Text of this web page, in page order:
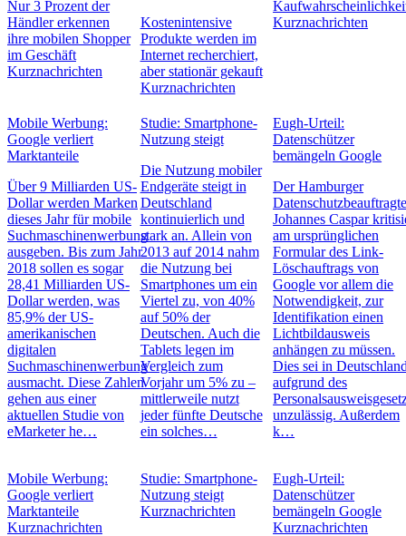
Nur 3 Prozent der
Händler erkennen
ihre mobilen Shopper
im Geschäft
Kurznachrichten
Kostenintensive
Produkte werden im
Internet recherchiert,
aber stationär gekauft
Kurznachrichten
Kurznachrichten
Mobile Werbung:
Google verliert
Marktanteile
Über 9 Milliarden US-
Dollar werden Marken
dieses Jahr für mobile
Suchmaschinenwerbung
ausgeben. Bis zum Jahr
2018 sollen es sogar
28,41 Milliarden US-
Dollar werden, was
85,9% der US-
amerikanischen
digitalen
Suchmaschinenwerbung
ausmacht. Diese Zahlen
gehen aus einer
aktuellen Studie von
eMarketer he…
Mobile Werbung:
Google verliert
Marktanteile
Kurznachrichten
Studie: Smartphone-
Nutzung steigt
Die Nutzung mobiler
Endgeräte steigt in
Deutschland
kontinuierlich und
stark an. Allein von
2013 auf 2014 nahm
die Nutzung bei
Smartphones um ein
Viertel zu, von 40%
auf 50% der
Deutschen. Auch die
Tablets legen im
Vergleich zum
Vorjahr um 5% zu –
mittlerweile nutzt
jeder fünfte Deutsche
ein solches…
Studie: Smartphone-
Nutzung steigt
Kurznachrichten
Eugh-Urteil:
Datenschützer
bemängeln Google
Der Hamburger
Johannes Caspar
am ursprünglichen
Formular des Link-
Löschauftrags von
Google vor allem die
Notwendigkeit, zur
Identifikation einen
Lichtbildausweis
anhängen zu müssen.
Dies sei in
aufgrund des
unzulässig. Außerdem
k…
Eugh-Urteil:
Datenschützer
bemängeln Google
Kurznachrichten